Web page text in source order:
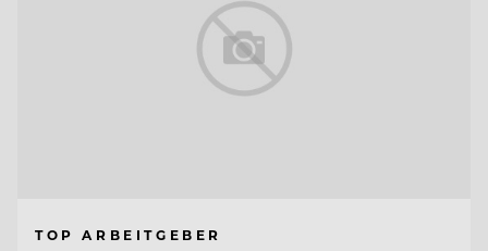
TOP ARBEITGEBER